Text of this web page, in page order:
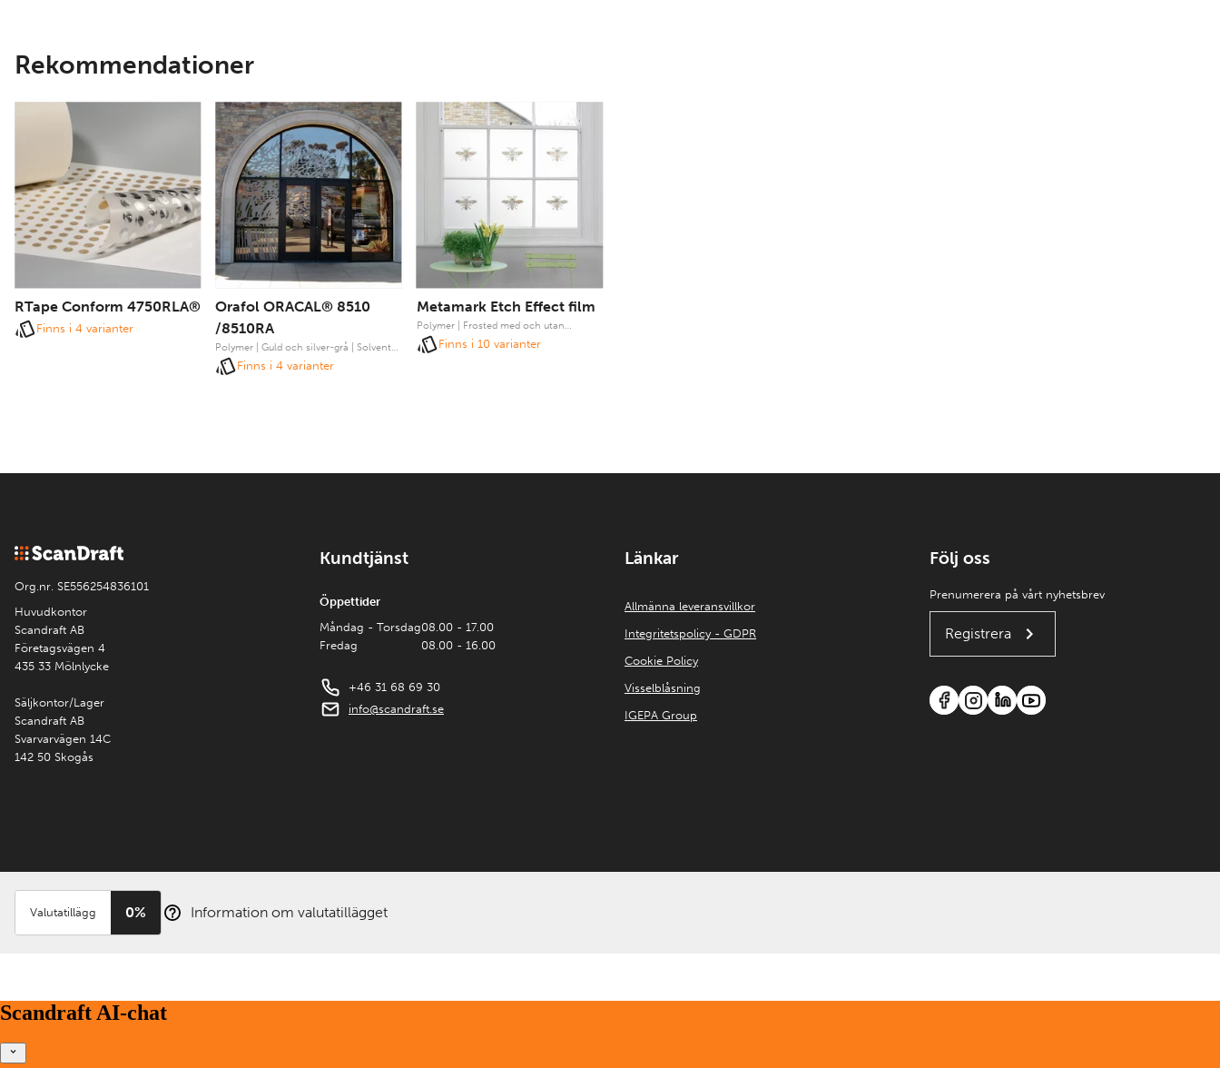
Rekommendationer
RTape Conform 4750RLA®
Finns i 4 varianter
Orafol ORACAL® 8510
/8510RA
Polymer | Guld och silver-grå | Solvent
adhesivFinns i 4 varianter
Metamark Etch Effect film
Polymer | Frosted med och utan
luftkanaler | Solvent adhesiv
Finns i 10 varianter
Org.nr. SE556254836101
Huvudkontor
Scandraft AB
Företagsvägen 4
435 33 Mölnlycke
Säljkontor/Lager
Scandraft AB
Svarvarvägen 14C
142 50 Skogås
Kundtjänst
Öppettider
Måndag - Torsdag
Fredag
08.00 - 17.00
08.00 - 16.00
+46 31 68 69 30
info@scandraft.se
Länkar
Allmänna leveransvillkor
Integritetspolicy - GDPR
Cookie Policy
Visselblåsning
IGEPA Group
Följ oss
Prenumerera på vårt nyhetsbrev
Registrera
Valutatillägg 0% Information om valutatillägget